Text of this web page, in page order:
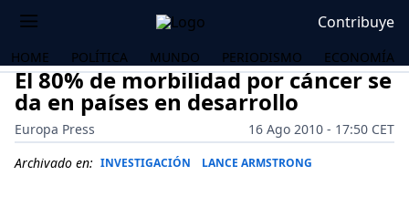
Contribuye
HOME POLÍTICA MUNDO PERIODISMO ECONOMÍA
El 80% de morbilidad por cáncer se
da en países en desarrollo
Europa Press
16 Ago 2010 - 17:50 CET
Archivado en: INVESTIGACIÓN LANCE ARMSTRONG